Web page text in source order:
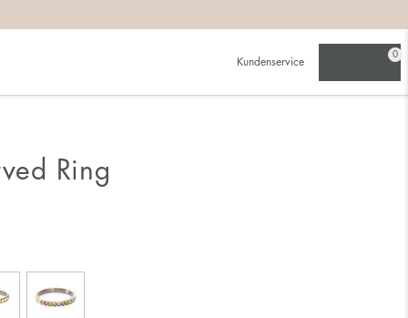
Kundenservice
0
Ring
als für einen schmalen.
für die größere Größe entscheidest.
schon besitzt. Wähle einen Ring, der für den Finger